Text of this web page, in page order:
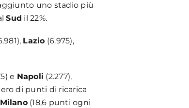
uno stadio più
Sud il 22%.
Lazio (6.975),
e Napoli (2.277),
di punti di ricarica
Milano(18,6 punti ogni